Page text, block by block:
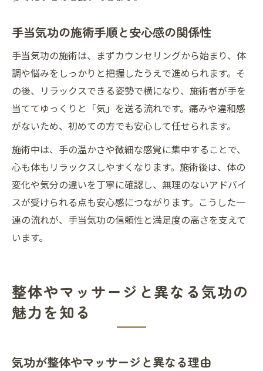
手当気功の施術手順と安心感の関係性
手当気功の施術は、まずカウンセリングから始まり、体
調や悩みをしっかりと把握したうえで進められます。そ
の後、リラックスできる姿勢で横になり、施術者が手を
当ててゆっくりと「気」を送る流れです。痛みや違和感
がないため、初めての方でも安心して任せられます。
施術中は、手の温かさや微細な感覚に集中することで、
心も体もリラックスしやすくなります。施術後は、体の
変化や気分の違いを丁寧に確認し、無理のないアドバイ
スが受けられる点も安心感につながります。こうした一
連の流れが、手当気功の信頼性と満足度の高さを支えて
います。
整体やマッサージと異なる気功の
魅力を知る
気功が整体やマッサージと異なる理由